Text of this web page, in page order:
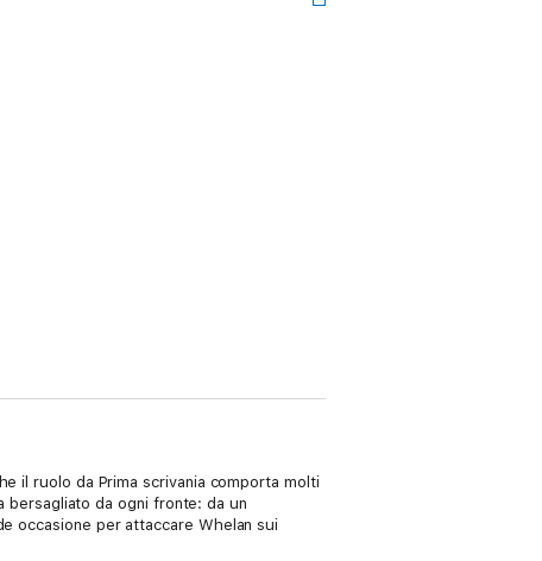
il ruolo da Prima scrivania comporta molti
bersagliato da ogni fronte: da un
occasione per attaccare Whelan sui